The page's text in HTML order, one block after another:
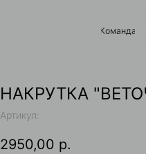
Контакты
НАКРУТКА
Артикул:
2950,00 р.